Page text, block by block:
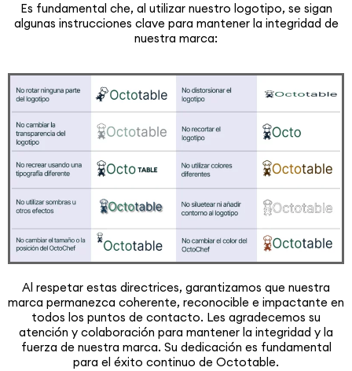
Es fundamental che, al utilizar nuestro logotipo, se sigan
algunas instrucciones clave para mantener la integridad de
nuestra marca:
Al respetar estas directrices, garantizamos que nuestra
marca permanezca coherente, reconocible e impactante en
todos los puntos de contacto. Les agradecemos su
atención y colaboración para mantener la integridad y la
fuerza de nuestra marca. Su dedicación es fundamental
para el éxito continuo de Octotable.